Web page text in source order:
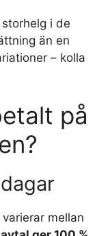
i de
än en
– kolla
på
mellan